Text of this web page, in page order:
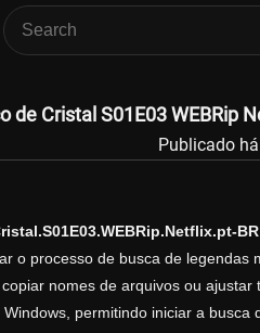
de Cristal S01E03 WEBRip
Publicado
BR
o processo de busca de
nomes de arquivos ou
Windows, permitindo iniciar a busca